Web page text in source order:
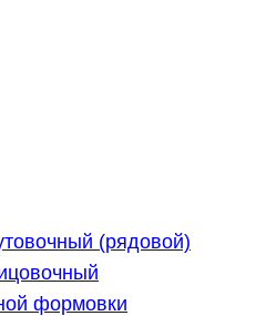
(рядовой)
формовки